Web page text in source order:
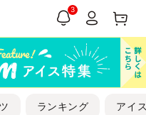
3
ランキング アイ